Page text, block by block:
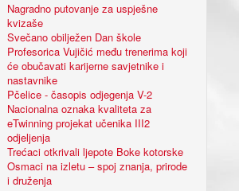
Nagradno putovanje za uspješne
kvizaše
Svečano obilježen Dan škole
Profesorica Vujičić među trenerima koji
će obučavati karijerne savjetnike i
nastavnike
Pčelice - časopis odjegenja V-2
Nacionalna oznaka kvaliteta za
eTwinning projekat učenika III2
odjeljenja
Trećaci otkrivali ljepote Boke kotorske
Osmaci na izletu – spoj znanja, prirode
i druženja